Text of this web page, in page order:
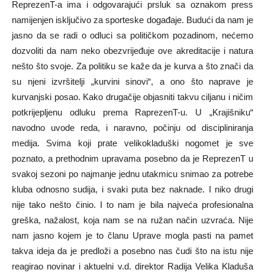
ReprezenT-a ima i odgovarajući prsluk sa oznakom press
namijenjen isključivo za sporteske događaje. Budući da nam je
jasno da se radi o odluci sa političkom pozadinom, nećemo
dozvoliti da nam neko obezvrijeđuje ove akreditacije i natura
nešto što svoje. Za politiku se kaže da je kurva a što znači da
su njeni izvršitelji „kurvini sinovi“, a ono što naprave je
kurvanjski posao. Kako drugačije objasniti takvu ciljanu i ničim
potkrijepljenu odluku prema RaprezenT-u. U „Krajišniku“
navodno uvode reda, i naravno, počinju od discipliniranja
medija. Svima koji prate velikokladuški nogomet je sve
poznato, a prethodnim upravama posebno da je ReprezenT u
svakoj sezoni po najmanje jednu utakmicu snimao za potrebe
kluba odnosno sudija, i svaki puta bez naknade. I niko drugi
nije tako nešto činio. I to nam je bila najveća profesionalna
greška, nažalost, koja nam se na ružan način uzvraća. Nije
nam jasno kojem je to članu Uprave mogla pasti na pamet
takva ideja da je predloži a posebno nas čudi što na istu nije
reagirao novinar i aktuelni v.d. direktor Radija Velika Kladuša